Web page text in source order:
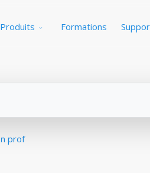
Produits Formations
prof